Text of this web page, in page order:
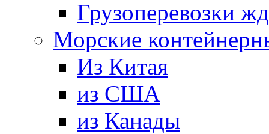
Грузоперевозки
Морские
Из Китая
из США
из Канады